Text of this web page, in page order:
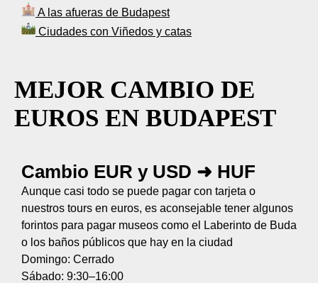
A las afueras de Budapest
Ciudades con Viñedos y catas
MEJOR CAMBIO DE
EUROS EN BUDAPEST
Cambio EUR y USD ➜ HUF
Aunque casi todo se puede pagar con tarjeta o
nuestros tours en euros, es aconsejable tener algunos
forintos para pagar museos como el Laberinto de Buda
o los baños públicos que hay en la ciudad
Domingo: Cerrado
Sábado: 9:30–16:00